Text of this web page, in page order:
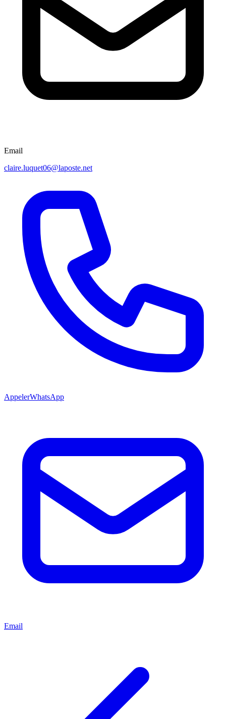
Email
claire.luquet06@laposte.net
AppelerWhatsApp
Email